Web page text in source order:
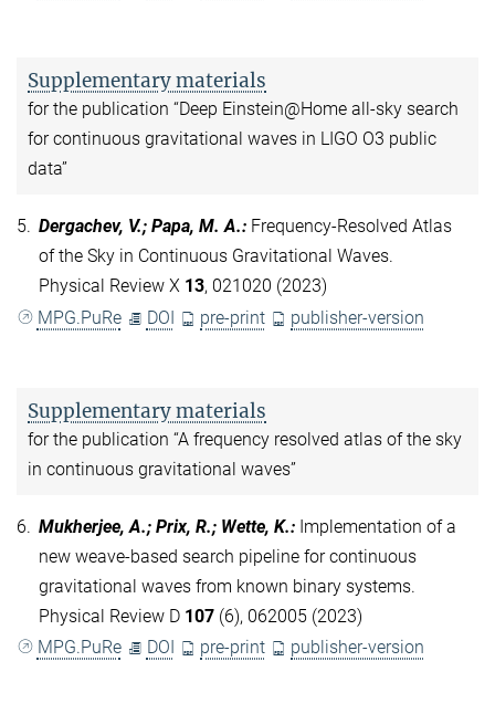
Supplementary materials
for the publication “Deep Einstein@Home all-sky search
for continuous gravitational waves in LIGO O3 public
data”
5. Dergachev, V.; Papa, M. A.: Frequency-Resolved Atlas
of the Sky in Continuous Gravitational Waves.
Physical Review X 13, 021020 (2023)
MPG.PuRe
DOI pre-print publisher-version
Supplementary materials
for the publication “A frequency resolved atlas of the sky
in continuous gravitational waves”
6. Mukherjee, A.; Prix, R.; Wette, K.: Implementation of a
new weave-based search pipeline for continuous
gravitational waves from known binary systems.
Physical Review D 107 (6), 062005 (2023)
MPG.PuRe
DOI pre-print publisher-version